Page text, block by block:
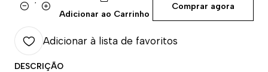
QuantidadeAdicionar ao Carrinho
Comprar agora
Adicionar à lista de favoritos
DESCRIÇÃO